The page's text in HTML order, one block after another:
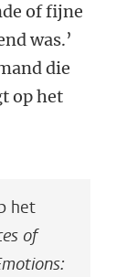
of fijne
was.’
die
op het
het
of